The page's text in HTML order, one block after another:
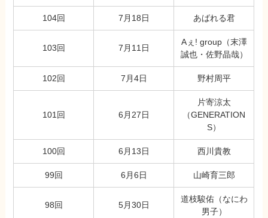
104回 7月18日 あばれる君
103回 7月11日
Aぇ! group（末澤
誠也・佐野晶哉）
102回 7月4日 野村周平
101回 6月27日
片寄涼太
（GENERATION
S）
100回 6月13日 西川貴教
99回 6月6日 山崎育三郎
98回 5月30日
道枝駿佑（なにわ
男子）